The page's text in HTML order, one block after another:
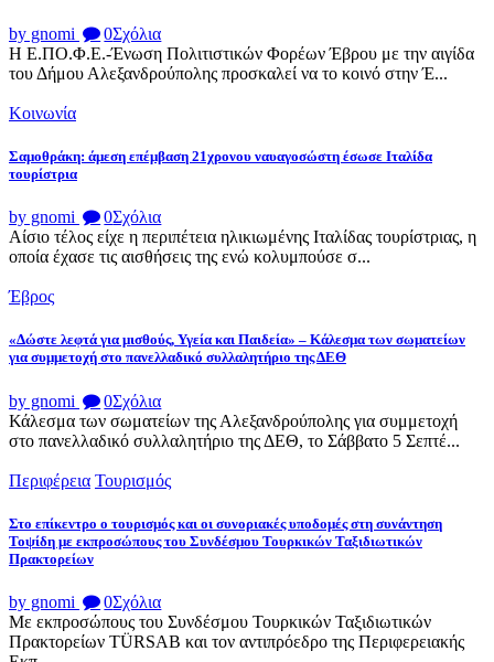
by gnomi 0Σχόλια
Η Ε.ΠΟ.Φ.Ε.-Ένωση Πολιτιστικών Φορέων Έβρου με την αιγίδα
του Δήμου Αλεξανδρούπολης προσκαλεί να το κοινό στην Έ...
Κοινωνία
Σαμοθράκη: άμεση επέμβαση 21χρονου ναυαγοσώστη έσωσε Ιταλίδα
τουρίστρια
by gnomi 0Σχόλια
Αίσιο τέλος είχε η περιπέτεια ηλικιωμένης Ιταλίδας τουρίστριας, η
οποία έχασε τις αισθήσεις της ενώ κολυμπούσε σ...
Έβρος
«Δώστε λεφτά για μισθούς, Υγεία και Παιδεία» – Κάλεσμα των σωματείων
για συμμετοχή στο πανελλαδικό συλλαλητήριο της ΔΕΘ
by gnomi 0Σχόλια
Κάλεσμα των σωματείων της Αλεξανδρούπολης για συμμετοχή
στο πανελλαδικό συλλαλητήριο της ΔΕΘ, το Σάββατο 5 Σεπτέ...
Περιφέρεια Τουρισμός
Στο επίκεντρο ο τουρισμός και οι συνοριακές υποδομές στη συνάντηση
Τοψίδη με εκπροσώπους του Συνδέσμου Τουρκικών Ταξιδιωτικών
Πρακτορείων
by gnomi 0Σχόλια
Με εκπροσώπους του Συνδέσμου Τουρκικών Ταξιδιωτικών
Πρακτορείων TÜRSAB και τον αντιπρόεδρο της Περιφερειακής